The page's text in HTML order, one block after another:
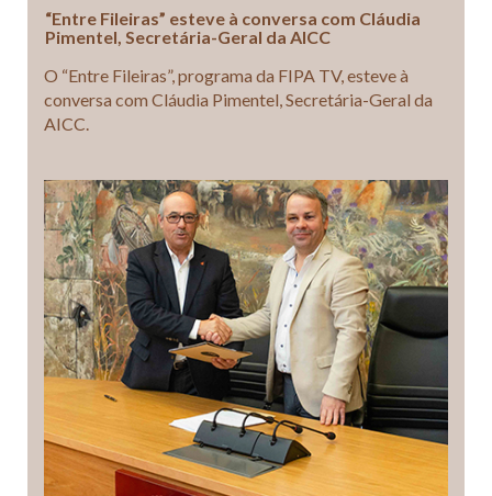
“Entre Fileiras” esteve à conversa com Cláudia
Pimentel, Secretária-Geral da AICC
O “Entre Fileiras”, programa da FIPA TV, esteve à
conversa com Cláudia Pimentel, Secretária-Geral da
AICC.